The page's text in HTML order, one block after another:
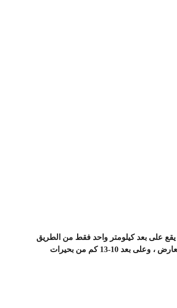
يقع على بعد كيلومتر واحد فقط من الطريق
السريع E5 ومحطة المتروباص ، وعلى بعد 5 كم من الطريق السريع TEM ، وعلى بعد 8 كم من مرسى اسطنبول ، وعلى بعد 6 كم من مركز TUYAP للمعارض ، وعلى بعد 10-13 كم من بحيرات